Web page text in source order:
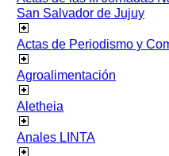
San Salvador de Jujuy
Actas de Periodismo y
Agroalimentación
Aletheia
Anales LINTA